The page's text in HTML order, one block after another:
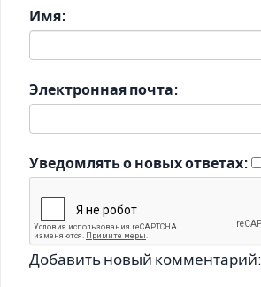
Имя:
Электронная почта:
Уведомлять о новых ответах:
Добавить новый комментарий: